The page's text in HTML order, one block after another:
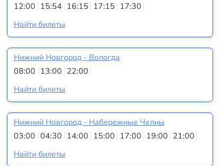
12:00 15:54 16:15 17:15 17:30
Найти билеты
Нижний Новгород - Вологда
08:00 13:00 22:00
Найти билеты
Нижний Новгород - Набережные Челны
03:00 04:30 14:00 15:00 17:00 19:00 21:00
Найти билеты